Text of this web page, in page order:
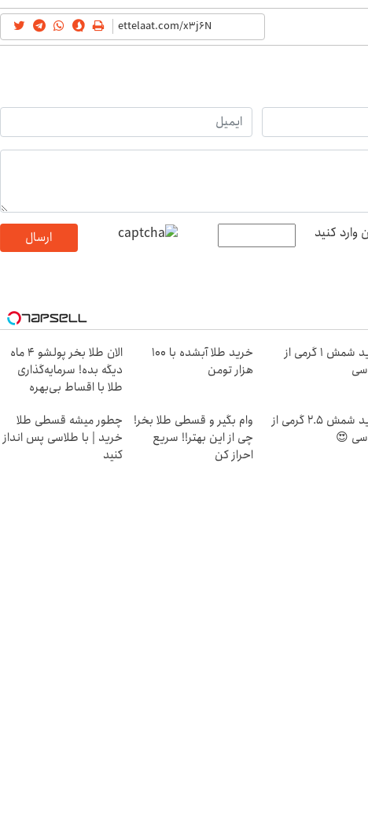
وارد کنید ارسال
خرید شمش 1 گرمی از
خرید طلا آبشده با 100
هزار تومن
الان طلا بخر پولشو 4 ماه
دیگه بده! سرمایه‌گذاری
طلا با اقساط بی‌بهره
خرید شمش 2.5 گرمی از
😍
وام بگیر و قسطی طلا بخر!
چی از این بهتر!! سریع
احراز کن
چطور میشه قسطی طلا
خرید | با طلاسی پس انداز
کنید